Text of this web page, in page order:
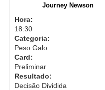
Journey Newson
Hora:
18:30
Categoria:
Peso Galo
Card:
Preliminar
Resultado:
Decisão Dividida